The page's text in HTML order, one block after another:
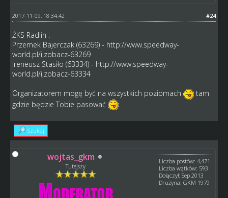
#24
2017-11-09, 18:34:42
ŻKS Radlin :
Przemek Bajerczak (63269) - http://www.speedway-
world.pl/i,zobacz-63269
Ireneusz Stasiło (63334) - http://www.speedway-
world.pl/i,zobacz-63334
Organizatorem mogę być na wszystkich poziomach
tam
gdzie będzie Tobie pasować
Szukaj
wojtas_gkm
Tutejszy
Liczba postów: 4,471
Liczba wątków: 593
Dołączył: Sep 2013
Drużyna: GKM 1979